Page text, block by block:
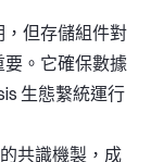
但存儲組件對
。它確保數據
生態繫統運行
共識機製，成